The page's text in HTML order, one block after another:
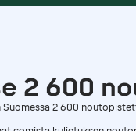
2 600
Suomessa 2 600